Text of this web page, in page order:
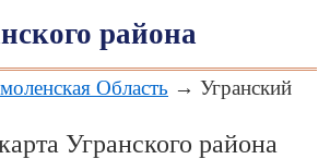
района
Область → Угранский
Угранского района